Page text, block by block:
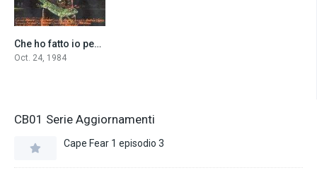
7.2
Che ho fatto io per meritare questo? (1984)
Oct. 24, 1984
CB01 Serie Aggiornamenti
Cape Fear 1 episodio 3